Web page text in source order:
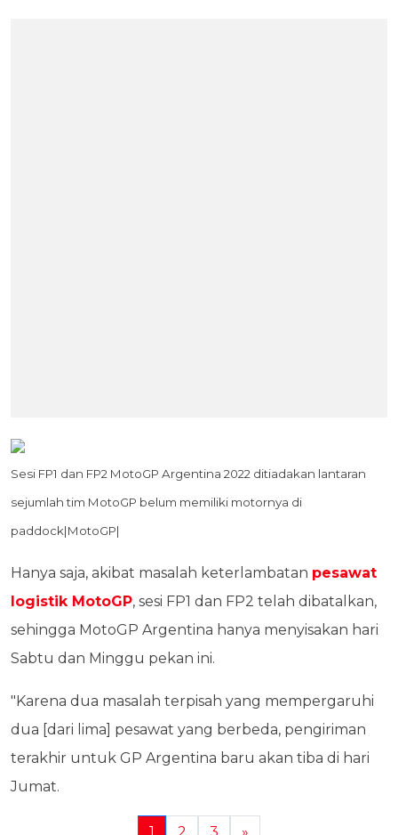
Sesi FP1 dan FP2 MotoGP Argentina 2022 ditiadakan lantaran
sejumlah tim MotoGP belum memiliki motornya di
paddock|MotoGP|
Hanya saja, akibat masalah keterlambatan pesawat
logistik MotoGP, sesi FP1 dan FP2 telah dibatalkan,
sehingga MotoGP Argentina hanya menyisakan hari
Sabtu dan Minggu pekan ini.
"Karena dua masalah terpisah yang mempergaruhi
dua [dari lima] pesawat yang berbeda, pengiriman
terakhir untuk GP Argentina baru akan tiba di hari
Jumat.